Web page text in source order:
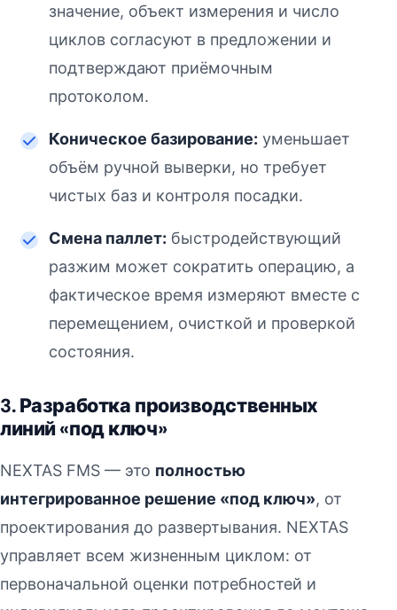
значение, объект измерения и число
циклов согласуют в предложении и
подтверждают приёмочным
протоколом.
Коническое базирование: уменьшает
объём ручной выверки, но требует
чистых баз и контроля посадки.
Смена паллет: быстродействующий
разжим может сократить операцию, а
фактическое время измеряют вместе с
перемещением, очисткой и проверкой
состояния.
3. Разработка производственных
линий «под ключ»
NEXTAS FMS — это полностью
интегрированное решение «под ключ», от
проектирования до развертывания. NEXTAS
управляет всем жизненным циклом: от
первоначальной оценки потребностей и